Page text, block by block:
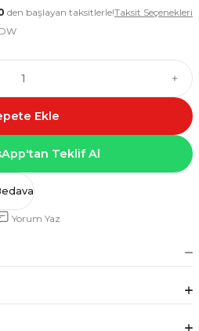
den başlayan taksitlerle!Taksit Seçenekleri
Ekle
Teklif Al
Yorum Yaz